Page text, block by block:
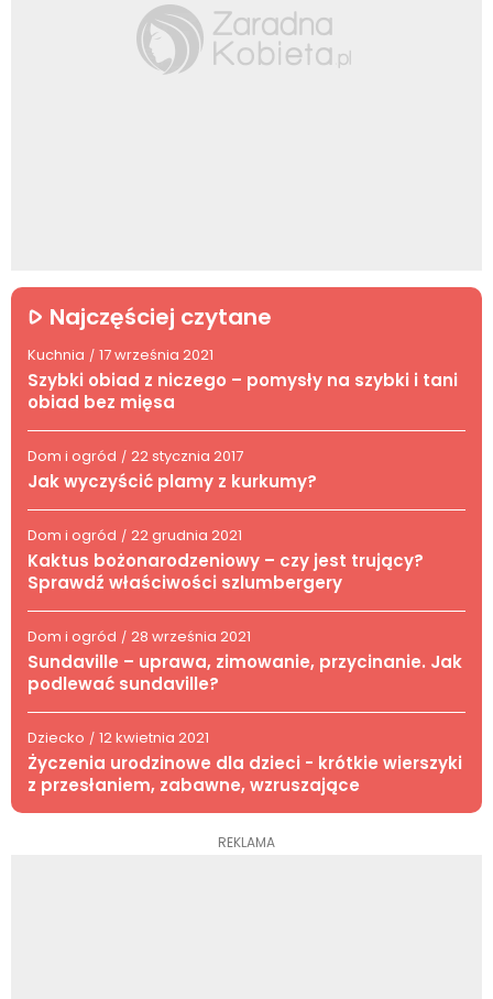
Najczęściej czytane
Kuchnia / 17 września 2021
Szybki obiad z niczego – pomysły na szybki i tani
obiad bez mięsa
Dom i ogród / 22 stycznia 2017
Jak wyczyścić plamy z kurkumy?
Dom i ogród / 22 grudnia 2021
Kaktus bożonarodzeniowy – czy jest trujący?
Sprawdź właściwości szlumbergery
Dom i ogród / 28 września 2021
Sundaville – uprawa, zimowanie, przycinanie. Jak
podlewać sundaville?
Dziecko / 12 kwietnia 2021
Życzenia urodzinowe dla dzieci - krótkie wierszyki
z przesłaniem, zabawne, wzruszające
REKLAMA